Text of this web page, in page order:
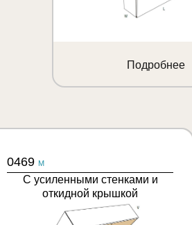
Подробнее
0469 M
С усиленными стенками и
откидной крышкой